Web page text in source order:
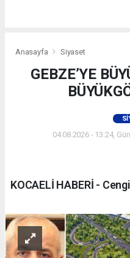
Anasayfa Siyaset
GEBZE’YE
04.08.2026 - 13:24,
KOCAELİ HABERİ -